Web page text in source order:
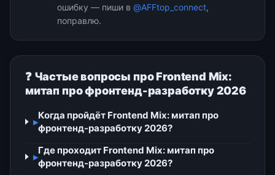
ошибку — пиши в @AFFtop_connect,
поправлю.
❓ Частые вопросы про Frontend Mix:
митап про фронтенд-разработку 2026
▸
Когда пройдёт Frontend Mix: митап про
фронтенд-разработку 2026?
▸
Где проходит Frontend Mix: митап про
фронтенд-разработку 2026?